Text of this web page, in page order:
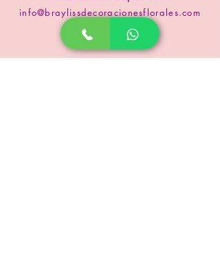
info@braylissdecoracionesflorales.com